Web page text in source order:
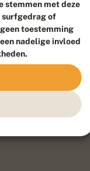
stemmen met deze
surfgedrag of
toestemming
nadelige invloed
, ontworpen door